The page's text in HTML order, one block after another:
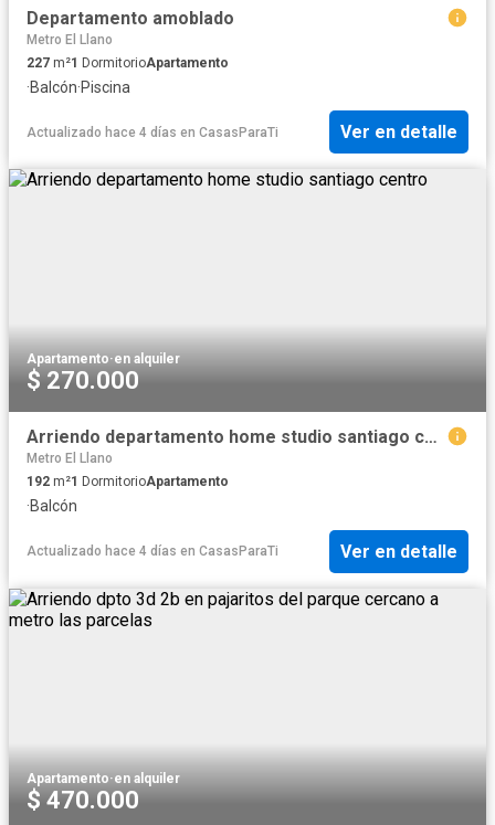
Departamento amoblado
Metro El Llano
227 m²1 DormitorioApartamento
·Balcón·Piscina
Actualizado hace 4 días en CasasParaTi Ver en detalle
Apartamento·en alquiler
$ 270.000
Arriendo departamento home studio santiago centro
Metro El Llano
192 m²1 DormitorioApartamento
·Balcón
Actualizado hace 4 días en CasasParaTi Ver en detalle
Apartamento·en alquiler
$ 470.000